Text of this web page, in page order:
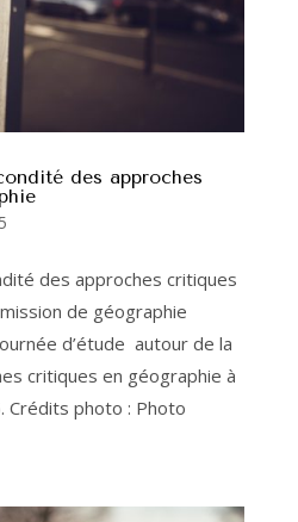
des approches
des approches critiques
de géographie
d’étude autour de la
critiques en géographie à
Crédits photo : Photo